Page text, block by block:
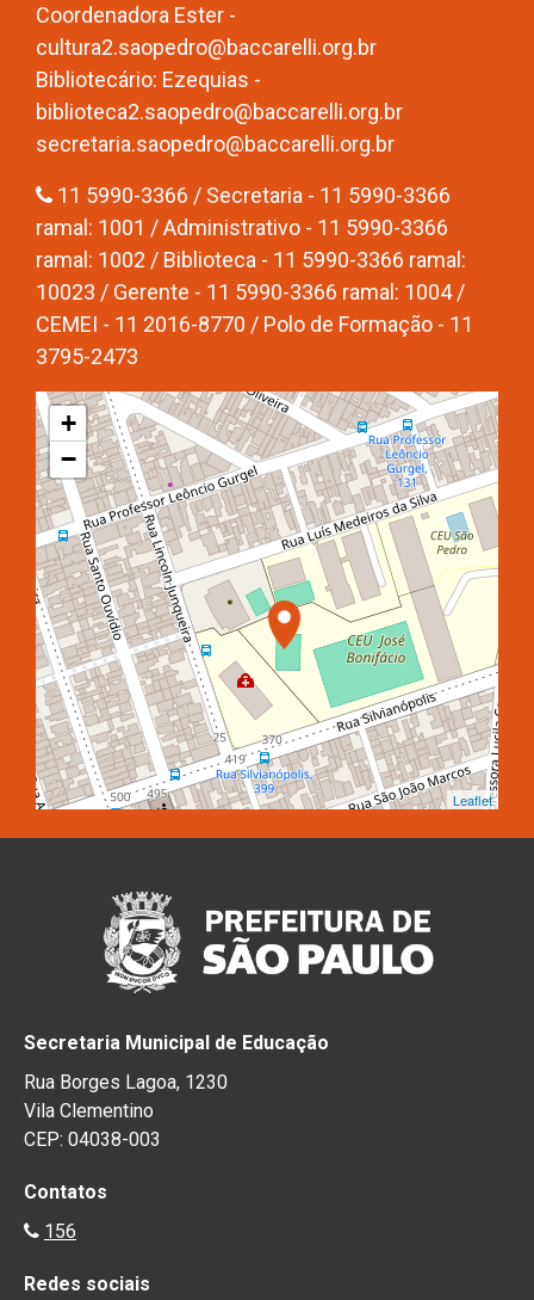
Coordenadora Ester -
cultura2.saopedro@baccarelli.org.br
Bibliotecário: Ezequias -
biblioteca2.saopedro@baccarelli.org.br
secretaria.saopedro@baccarelli.org.br
11 5990-3366 / Secretaria - 11 5990-3366
ramal: 1001 / Administrativo - 11 5990-3366
ramal: 1002 / Biblioteca - 11 5990-3366 ramal:
10023 / Gerente - 11 5990-3366 ramal: 1004 /
CEMEI - 11 2016-8770 / Polo de Formação - 11
3795-2473
+
−
Leaflet
Secretaria Municipal de Educação
Rua Borges Lagoa, 1230
Vila Clementino
CEP: 04038-003
Contatos
156
Redes sociais